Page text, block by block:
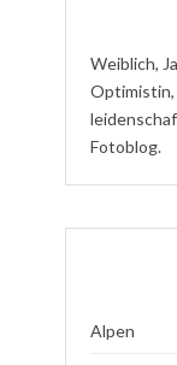
Weiblich, J
Optimistin,
l
Fotoblog.
Alpen